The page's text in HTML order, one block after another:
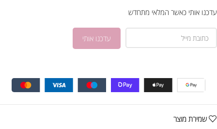
עדכנו אותי כאשר המלאי מתחדש
שמירת מוצר